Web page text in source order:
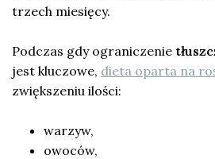
trzech miesięcy.
Podczas gdy ograniczenie
jest kluczowe, dieta oparta na
zwiększeniu ilości:
warzyw,
owoców,